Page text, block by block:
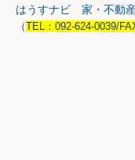
はうすナビ 家・不動
（TEL：092-624-0039/